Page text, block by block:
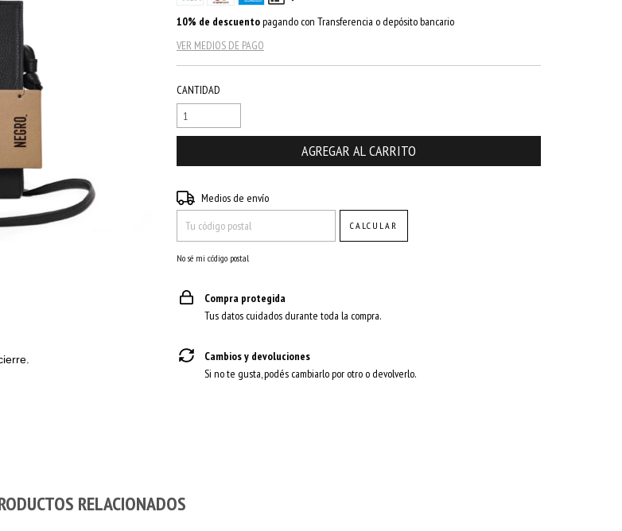
10% de descuentopagando con Transferencia o depósito bancario
VER MEDIOS DE PAGO
CANTIDAD
Entregas para el CP:
Medios de envío
CALCULAR
No sé mi código postal
Compra protegida
Tus datos cuidados durante toda la compra.
Cambios y devoluciones
Si no te gusta, podés cambiarlo por otro o devolverlo.
RELACIONADOS